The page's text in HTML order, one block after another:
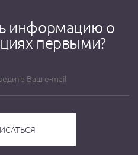
информацию о
первыми?